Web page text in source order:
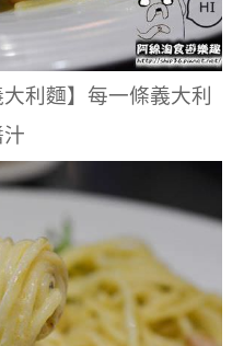
利麵】每一條義大利